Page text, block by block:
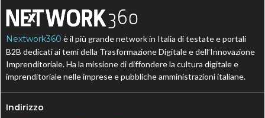
Nextwork360 è il più grande network in Italia di testate e portali
B2B dedicati ai temi della Trasformazione Digitale e dell’Innovazione
Imprenditoriale. Ha la missione di diffondere la cultura digitale e
imprenditoriale nelle imprese e pubbliche amministrazioni italiane.
Indirizzo